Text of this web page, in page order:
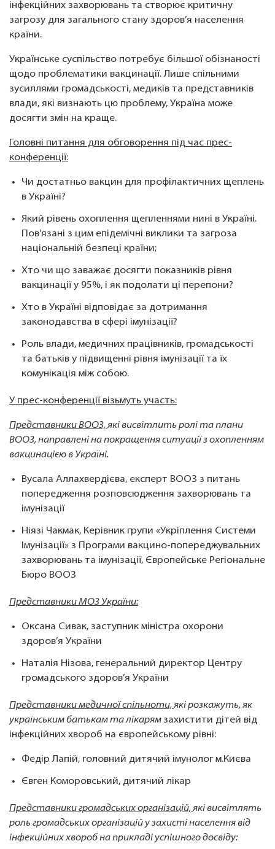
інфекційних захворювань та створює критичну
загрозу для загального стану здоров’я населення
країни.
Українське суспільство потребує більшої обізнаності
щодо проблематики вакцинації. Лише спільними
зусиллями громадськості, медиків та представників
влади, які визнають цю проблему, Україна може
досягти змін на краще.
Головні питання для обговорення під час прес-
конференції:
Чи достатньо вакцин для профілактичних щеплень
в Україні?
Який рівень охоплення щепленнями нині в Україні.
Пов'язані з цим епідемічні виклики та загроза
національній безпеці країни;
Хто чи що заважає досягти показників рівня
вакцинації у 95%, і як подолати ці перепони?
Хто в Україні відповідає за дотримання
законодавства в сфері імунізації?
Роль влади, медичних працівників, громадськості
та батьків у підвищенні рівня імунізації та їх
комунікація між собою.
У прес-конференції візьмуть участь:
Представники ВООЗ,яківисвітлить ролі та плани
ВООЗ, направлені на покращення ситуації з охопленням
вакцинацією в Україні.
Вусала Аллахвердієва, експерт ВООЗ з питань
попередження розповсюдження захворювань та
імунізації
Ніязі Чакмак, Керівник групи «Укріплення Системи
Імунізації» з Програми вакцино-попереджувальних
захворювань та імунізації, Європейське Регіональне
Бюро ВООЗ
Представники МОЗ України:
Оксана Сивак, заступник міністра охорони
здоров’я України
Наталія Нізова, генеральний директор Центру
громадського здоров’я України
Представники медичної спільноти,які розкажуть, як
українським батькам та лікарям захистити дітей від
інфекційних хвороб на європейському рівні:
Федір Лапій, головний дитячий імунолог м.Києва
Євген Коморовський, дитячий лікар
Представники громадських організацій,які висвітлять
роль громадських організацій у захисті населення від
інфекційних хвороб на прикладі успішного досвіду: